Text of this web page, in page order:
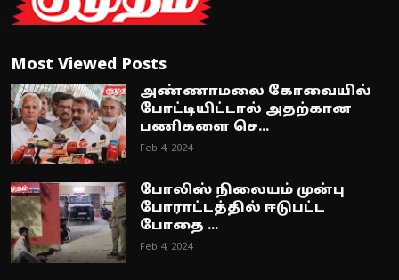
Most Viewed Posts
அண்ணாமலை கோவையில்
போட்டியிட்டால் அதற்கான
பணிகளை செ...
Feb 4, 2024
போலிஸ் நிலையம் முன்பு
போராட்டத்தில் ஈடுபட்ட
போதை ...
Feb 4, 2024